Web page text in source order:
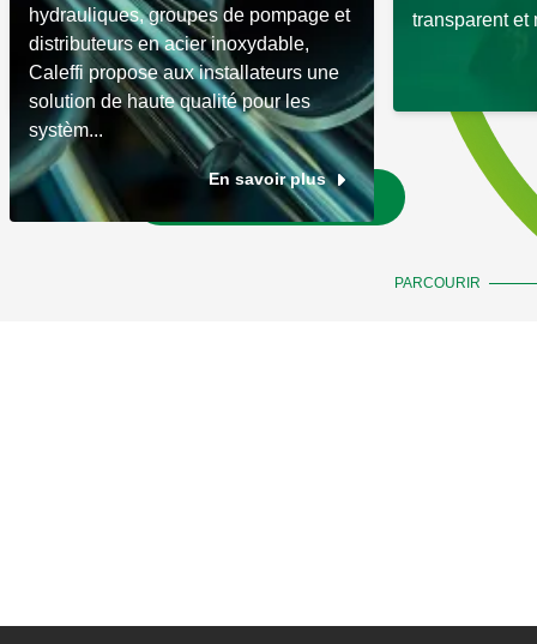
hydrauliques, groupes de pompage et
distributeurs en acier inoxydable,
Caleffi propose aux installateurs une
solution de haute qualité pour les
systèm...
En savoir plus
transparent et
PARCOURIR
Aller aux actualités